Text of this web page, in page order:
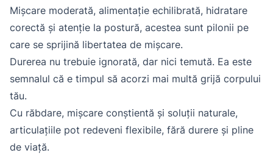
Mișcare moderată, alimentație echilibrată, hidratare
corectă și atenție la postură, acestea sunt pilonii pe
care se sprijină libertatea de mișcare.
Durerea nu trebuie ignorată, dar nici temută. Ea este
semnalul că e timpul să acorzi mai multă grijă corpului
tău.
Cu răbdare, mișcare conștientă și soluții naturale,
articulațiile pot redeveni flexibile, fără durere și pline
de viață.